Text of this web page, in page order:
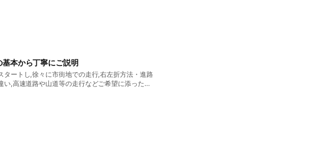
本から丁寧にご説明
タートし,徐々に市街地での走行,右左折方法・進路
い,高速道路や山道等の走行などご希望に添った教